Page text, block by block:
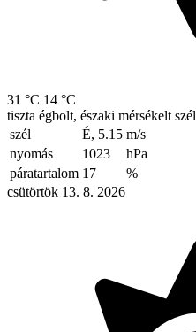
31 °C 14 °C
tiszta égbolt, északi mérsékelt szél
szél
É, 5.15 m/s
nyomás
1023
hPa
páratartalom 17
%
csütörtök 13. 8. 2026